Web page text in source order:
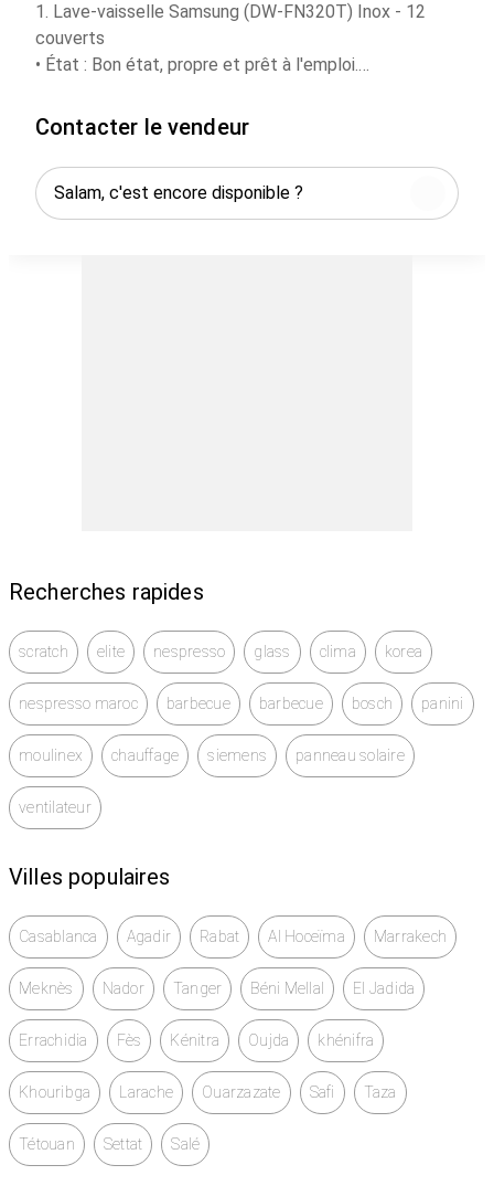
1. Lave-vaisselle Samsung (DW-FN320T) Inox - 12
couverts
• État : Bon état, propre et prêt à l'emploi.
(dont Éco et Rapide), panier réglable en hauteur.
• Plus : Option demi-charge, sécurité enfant.
2. Réfrigérateur Samsung (RT54QBPN) Silver - Froid
• Accessoires : Pied et télécommande inclus.
défaut.
Contacter le vendeur
Recherches rapides
scratch elite nespresso glass clima korea
nespresso maroc barbecue barbecue bosch panini
moulinex chauffage siemens panneau solaire
ventilateur
Villes populaires
Casablanca Agadir Rabat Al Hoceïma Marrakech
Meknès Nador Tanger Béni Mellal El Jadida
Errachidia Fès Kénitra Oujda khénifra
Khouribga Larache Ouarzazate Safi Taza
Tétouan Settat Salé